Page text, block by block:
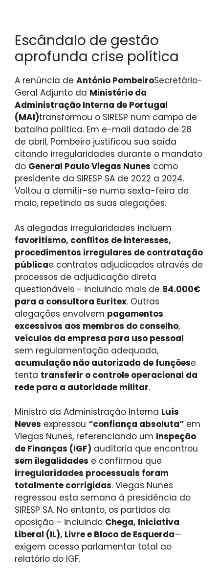
Escândalo de gestão
aprofunda crise política
A renúncia de António PombeiroSecretário-
Geral Adjunto da Ministério da
Administração Interna de Portugal
(MAI)transformou o SIRESP num campo de
batalha política. Em e-mail datado de 28
de abril, Pombeiro justificou sua saída
citando irregularidades durante o mandato
do General Paulo Viegas Nunes como
presidente da SIRESP SA de 2022 a 2024.
Voltou a demitir-se numa sexta-feira de
maio, repetindo as suas alegações.
As alegadas irregularidades incluem
favoritismo, conflitos de interesses,
procedimentos irregulares de contratação
públicae contratos adjudicados através de
processos de adjudicação direta
questionáveis ​​- incluindo mais de 94.000€
para a consultora Euritex. Outras
alegações envolvem pagamentos
excessivos aos membros do conselho,
veículos da empresa para uso pessoal
sem regulamentação adequada,
acumulação não autorizada de funçõese
tenta transferir o controle operacional da
rede para a autoridade militar.
Ministro da Administração Interna Luís
Neves expressou “confiança absoluta” em
Viegas Nunes, referenciando um Inspeção
de Finanças (IGF) auditoria que encontrou
sem ilegalidades e confirmou que
irregularidades processuais foram
totalmente corrigidas. Viegas Nunes
regressou esta semana à presidência do
SIRESP SA. No entanto, os partidos da
oposição – incluindo Chega, Iniciativa
Liberal (IL), Livre e Bloco de Esquerda—
exigem acesso parlamentar total ao
relatório do IGF.